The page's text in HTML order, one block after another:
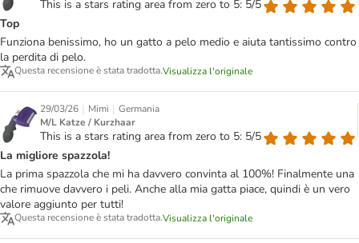
This is a stars rating area from zero to 5: 5/5
Top
Funziona benissimo, ho un gatto a pelo medio e aiuta tantissimo contro
la perdita di pelo.
Questa recensione è stata tradotta.Visualizza l'originale
29/03/26 | Mimi | Germania
M/L Katze / Kurzhaar
This is a stars rating area from zero to 5: 5/5
La migliore spazzola!
La prima spazzola che mi ha davvero convinta al 100%! Finalmente una
che rimuove davvero i peli. Anche alla mia gatta piace, quindi è un vero
valore aggiunto per tutti!
Questa recensione è stata tradotta.Visualizza l'originale